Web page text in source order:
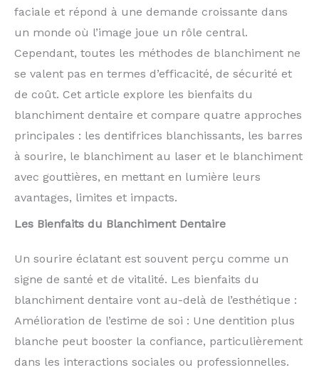
faciale et répond à une demande croissante dans
un monde où l’image joue un rôle central.
Cependant, toutes les méthodes de blanchiment ne
se valent pas en termes d’efficacité, de sécurité et
de coût. Cet article explore les bienfaits du
blanchiment dentaire et compare quatre approches
principales : les dentifrices blanchissants, les barres
à sourire, le blanchiment au laser et le blanchiment
avec gouttières, en mettant en lumière leurs
avantages, limites et impacts.
Les Bienfaits du Blanchiment Dentaire
Un sourire éclatant est souvent perçu comme un
signe de santé et de vitalité. Les bienfaits du
blanchiment dentaire vont au-delà de l’esthétique :
Amélioration de l’estime de soi : Une dentition plus
blanche peut booster la confiance, particulièrement
dans les interactions sociales ou professionnelles.